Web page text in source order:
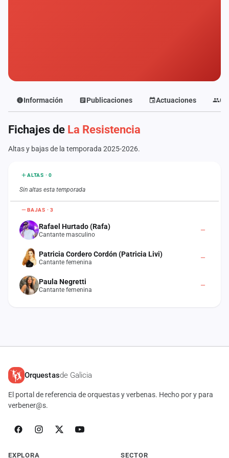
Información Publicaciones Actuaciones
Fichajes de La Resistencia
Altas y bajas de la temporada 2025-2026.
ALTAS · 0
Sin altas esta temporada
BAJAS · 3
Rafael Hurtado (Rafa)
Cantante masculino
Patricia Cordero Cordón (Patricia Livi)
Cantante femenina
Paula Negretti
Cantante femenina
Orquestasde Galicia
El portal de referencia de orquestas y verbenas. Hecho por y para
verbener@s.
EXPLORA SECTOR
Agencias
Rankings
Vídeos
Iniciar
sesión
Crear
cuenta
Administración
Contacto